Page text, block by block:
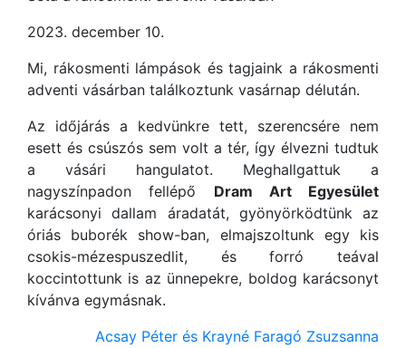
2023. december 10.
Mi, rákosmenti lámpások és tagjaink a rákosmenti
adventi vásárban találkoztunk vasárnap délután.
Az időjárás a kedvünkre tett, szerencsére nem
esett és csúszós sem volt a tér, így élvezni tudtuk
a vásári hangulatot. Meghallgattuk a
nagyszínpadon fellépő Dram Art Egyesület
karácsonyi dallam áradatát, gyönyörködtünk az
óriás buborék show-ban, elmajszoltunk egy kis
csokis-mézespuszedlit, és forró teával
koccintottunk is az ünnepekre, boldog karácsonyt
kívánva egymásnak.
Acsay Péter és Krayné Faragó Zsuzsanna